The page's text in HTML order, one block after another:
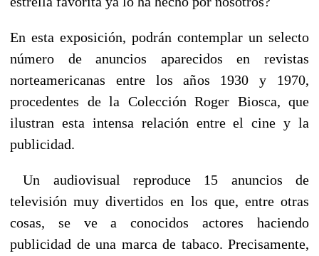
En esta exposición, podrán contemplar un selecto
número de anuncios aparecidos en revistas
norteamericanas entre los años 1930 y 1970,
procedentes de la Colección Roger Biosca, que
ilustran esta intensa relación entre el cine y la
publicidad.
Un audiovisual reproduce 15 anuncios de
televisión muy divertidos en los que, entre otras
cosas, se ve a conocidos actores haciendo
publicidad de una marca de tabaco. Precisamente,